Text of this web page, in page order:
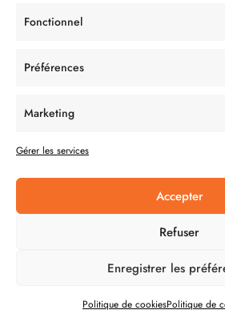
Fonctionnel
Préférences
Marketing
Gérer les services
Accepter
Refuser
Enregistrer les
Politique de cookiesPolitique de
CONDITION
POLITIQUE DE CONFIDENTIALITÉ